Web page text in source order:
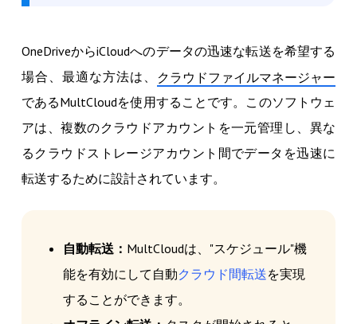
OneDriveからiCloudへのデータの迅速な転送を希望する
場合、最適な方法は、 クラウドファイルマネージャー
であるMultCloudを使用することです。このソフトウェ
アは、複数のクラウドアカウントを一元管理し、異な
るクラウドストレージアカウント間でデータを迅速に
転送するために設計されています。
自動転送： MultCloudは、"スケジュール"機
能を有効にして自動クラウド間転送を実現
することができます。